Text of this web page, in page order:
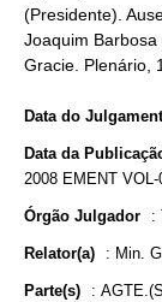
(Presidente).
Joaquim
Gracie. Plenário,
Data do
Data da
2008 EMENT
Órgão Julgador :
Relator(a) : Min.
Parte(s) :